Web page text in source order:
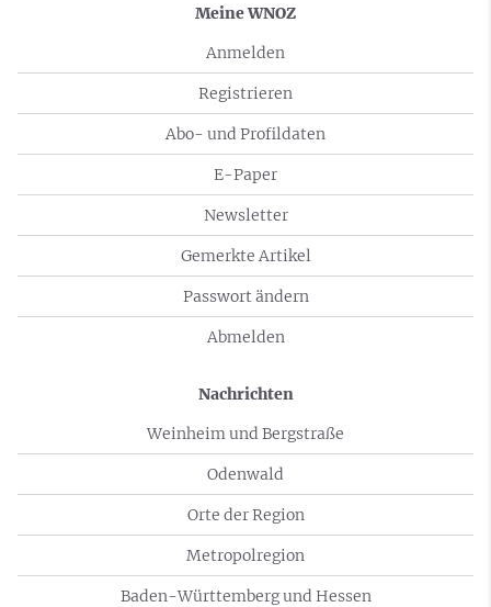
Meine WNOZ
Anmelden
Registrieren
Abo- und Profildaten
E-Paper
Newsletter
Gemerkte Artikel
Passwort ändern
Abmelden
Nachrichten
Weinheim und Bergstraße
Odenwald
Orte der Region
Metropolregion
Baden-Württemberg und Hessen